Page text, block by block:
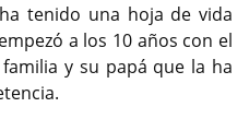
tenido una hoja de vida
a los 10 años con el
y su papá que la ha